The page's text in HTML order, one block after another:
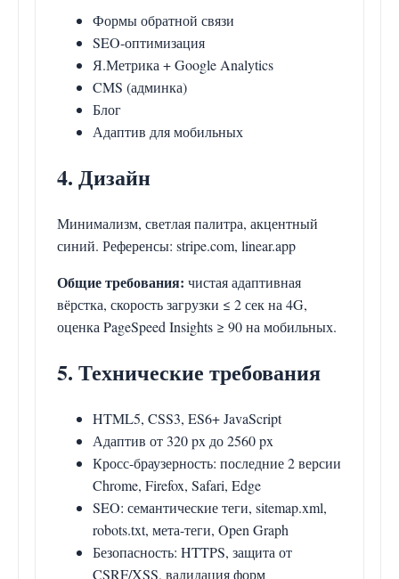
Формы обратной связи
SEO-оптимизация
Я.Метрика + Google Analytics
CMS (админка)
Блог
Адаптив для мобильных
4. Дизайн
Минимализм, светлая палитра, акцентный
синий. Референсы: stripe.com, linear.app
Общие требования: чистая адаптивная
вёрстка, скорость загрузки ≤ 2 сек на 4G,
оценка PageSpeed Insights ≥ 90 на мобильных.
5. Технические требования
HTML5, CSS3, ES6+ JavaScript
Адаптив от 320 px до 2560 px
Кросс-браузерность: последние 2 версии
Chrome, Firefox, Safari, Edge
SEO: семантические теги, sitemap.xml,
robots.txt, мета-теги, Open Graph
Безопасность: HTTPS, защита от
CSRF/XSS, валидация форм